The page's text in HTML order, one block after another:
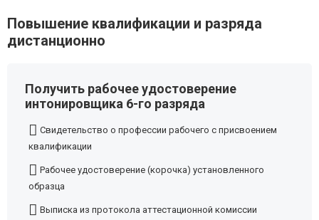
Повышение квалификации и разряда
дистанционно
Получить рабочее удостоверение
интонировщика 6-го разряда
Свидетельство о профессии рабочего с присвоением
квалификации
Рабочее удостоверение (корочка) установленного
образца
Выписка из протокола аттестационной комиссии